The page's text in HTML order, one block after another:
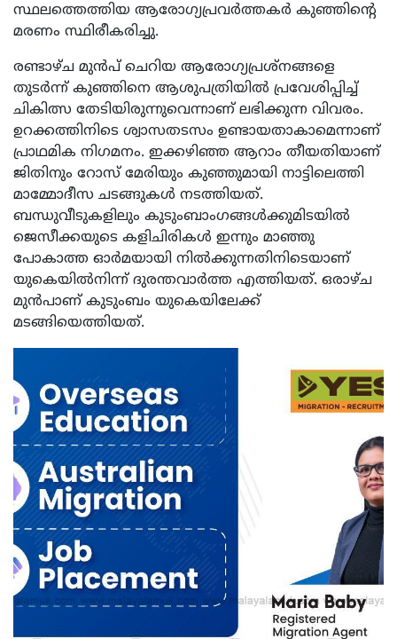
സ്ഥലത്തെത്തിയ ആരോഗ്യപ്രവര്‍ത്തകര്‍ കുഞ്ഞിന്റെ
മരണം സ്ഥിരീകരിച്ചു.
രണ്ടാഴ്ച മുന്‍പ് ചെറിയ ആരോഗ്യപ്രശ്‌നങ്ങളെ
തുടര്‍ന്ന് കുഞ്ഞിനെ ആശുപത്രിയില്‍ പ്രവേശിപ്പിച്ച്
ചികിത്സ തേടിയിരുന്നുവെന്നാണ് ലഭിക്കുന്ന വിവരം.
ഉറക്കത്തിനിടെ ശ്വാസതടസം ഉണ്ടായതാകാമെന്നാണ്
പ്രാഥമിക നിഗമനം. ഇക്കഴിഞ്ഞ ആറാം തീയതിയാണ്
ജിതിനും റോസ് മേരിയും കുഞ്ഞുമായി നാട്ടിലെത്തി
മാമ്മോദീസ ചടങ്ങുകള്‍ നടത്തിയത്.
ബന്ധുവീടുകളിലും കുടുംബാംഗങ്ങള്‍ക്കുമിടയില്‍
ജെസീക്കയുടെ കളിചിരികള്‍ ഇന്നും മാഞ്ഞു
പോകാത്ത ഓര്‍മയായി നില്‍ക്കുന്നതിനിടെയാണ്
യുകെയില്‍നിന്ന് ദുരന്തവാര്‍ത്ത എത്തിയത്. ഒരാഴ്ച
മുന്‍പാണ് കുടുംബം യുകെയിലേക്ക്
മടങ്ങിയെത്തിയത്.